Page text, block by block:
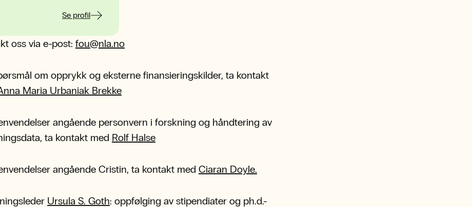
Se profil
oss via e-post: fou@nla.no
om opprykk og eksterne finansieringskilder, ta kontakt
Maria Urbaniak Brekke
angående personvern i forskning og håndtering av
ta kontakt med Rolf Halse
angående Cristin, ta kontakt med Ciaran Doyle.
Ursula S. Goth: oppfølging av stipendiater og ph.d.-